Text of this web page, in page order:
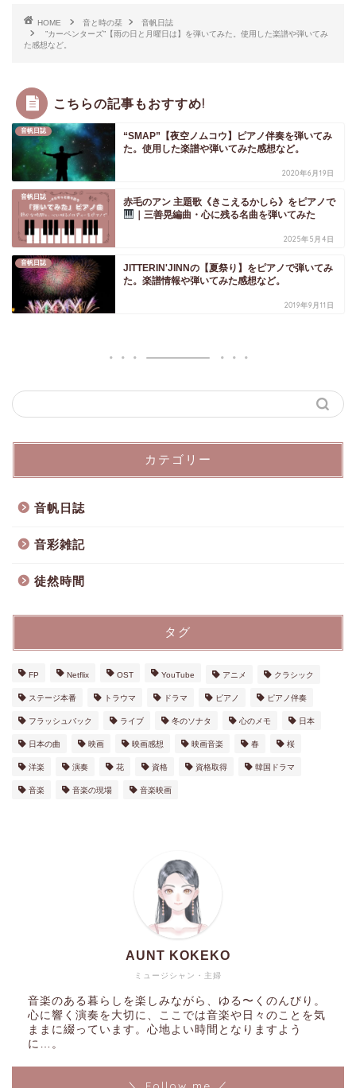
HOME 音と時の栞
音帆日誌
”カーペンターズ”【雨の日と月曜日は】を弾いてみた。使用した楽譜や弾いてみ
た感想など。
こちらの記事もおすすめ!
音帆日誌
“SMAP”【夜空ノムコウ】ピアノ伴奏を弾いてみ
た。使用した楽譜や弾いてみた感想など。
2020年6月19日
音帆日誌
赤毛のアン 主題歌《きこえるかしら》をピアノで
｜三善晃編曲・心に残る名曲を弾いてみた
2025年5月4日
音帆日誌
JITTERIN'JINNの【夏祭り】をピアノで弾いてみ
た。楽譜情報や弾いてみた感想など。
2019年9月11日
カテゴリー
音帆日誌
音彩雑記
徒然時間
タグ
FP Netflix OST YouTube アニメ クラシック
ステージ本番 トラウマ ドラマ ピアノ ピアノ伴奏
フラッシュバック ライブ 冬のソナタ 心のメモ 日本
日本の曲 映画 映画感想 映画音楽 春 桜
洋楽 演奏 花 資格 資格取得 韓国ドラマ
音楽 音楽の現場 音楽映画
ミュージシャン・主婦
AUNT KOKEKO
音楽のある暮らしを楽しみながら、ゆる〜くのんびり。
心に響く演奏を大切に、ここでは音楽や日々のことを気
ままに綴っています。心地よい時間となりますよう
に…。
＼ Follow me ／